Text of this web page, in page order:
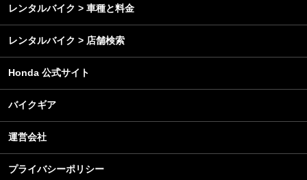
レンタルバイク > 車種と料金
レンタルバイク > 店舗検索
Honda 公式サイト
バイクギア
運営会社
プライバシーポリシー